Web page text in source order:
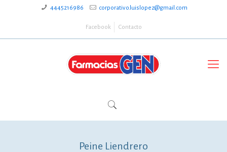
4445216986 corporativo.luislopez@gmail.com
Facebook Contacto
Peine Liendrero